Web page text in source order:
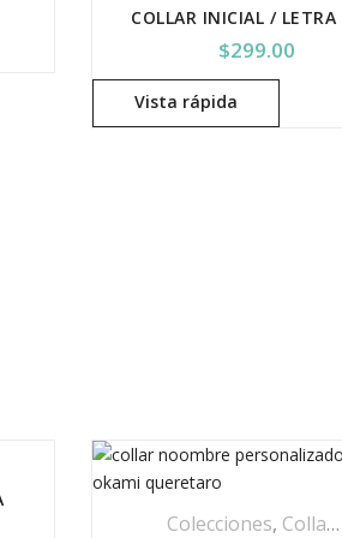
$299.00
Vista rápida
,Collares,Iniciales,
de precios: desde $349.00
Colecciones, Collar Acero Inoxidable